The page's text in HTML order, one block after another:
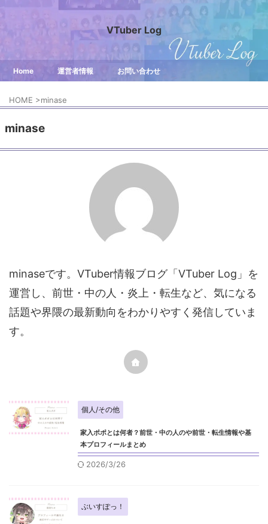
VTuber Log
Home 運営者情報 お問い合わせ
HOME >minase
minase
minaseです。VTuber情報ブログ「VTuber Log」を
運営し、前世・中の人・炎上・転生など、気になる
話題や界隈の最新動向をわかりやすく発信していま
す。
個人/その他
家入ポポとは何者？前世・中の人のや前世・転生情報や基
本プロフィールまとめ
2026/3/26
ぶいすぽっ！